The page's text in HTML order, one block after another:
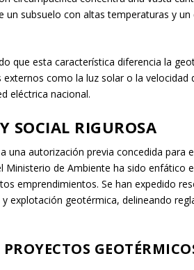
subsuelo con altas temperaturas y
que esta característica diferencia la
como la luz solar o la velocidad
eléctrica nacional.
SOCIAL RIGUROSA
una autorización previa concedida para
Ministerio de Ambiente ha sido enfático
emprendimientos. Se han expedido
explotación geotérmica, delineando